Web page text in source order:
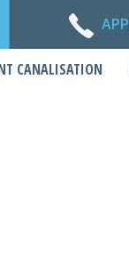
CANALISATION